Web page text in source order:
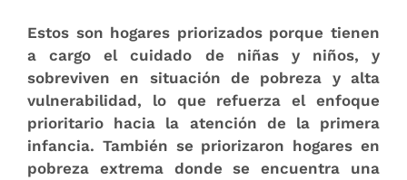
Estos son hogares priorizados porque tienen
a cargo el cuidado de niñas y niños, y
sobreviven en situación de pobreza y alta
vulnerabilidad, lo que refuerza el enfoque
prioritario hacia la atención de la primera
infancia. También se priorizaron hogares en
pobreza extrema donde se encuentra una